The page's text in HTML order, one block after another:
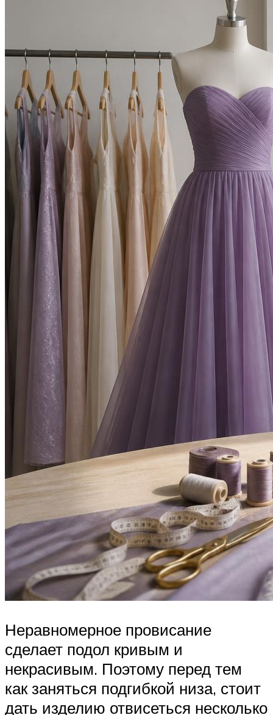
Неравномерное провисание
сделает подол кривым и
некрасивым. Поэтому перед тем
как заняться подгибкой низа, стоит
дать изделию отвисеться несколько